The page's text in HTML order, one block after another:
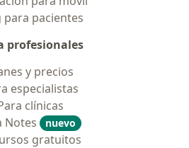
ASISTENCIAL MODELO,
DEL 2007
DE OCCIDENTE IMSS
AL SERVICIO DE CIRUGIA
para pacientes
profesionales
y precios
especialistas
clínicas
Notes
nuevo
gratuitos